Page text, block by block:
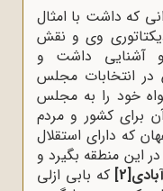
که داشت با امثال
وی و نقش
آشنایی داشت و
در انتخابات مجلس
خود را به مجلس
برای کشور و مردم
که دارای استقلال
این منطقه بگیرد و
[2] که بابی ازلی